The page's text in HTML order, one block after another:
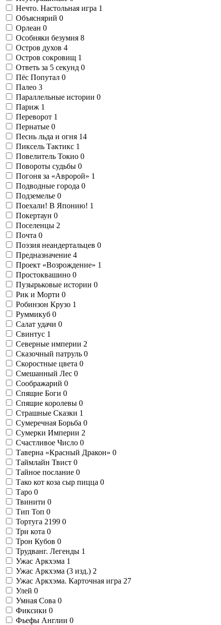
Нечто. Настольная игра 1
Объяснярий 0
Орлеан 0
Особняки безумия 8
Остров духов 4
Остров сокровищ 1
Ответь за 5 секунд 0
Пёс Попутал 0
Палео 3
Параллельные истории 0
Париж 1
Переворот 1
Пернатые 0
Песнь льда и огня 14
Пиксель Тактикс 1
Повелитель Токио 0
Повороты судьбы 0
Погоня за «Авророй» 1
Подводные города 0
Подземелье 0
Поехали! В Японию! 1
Покертаун 0
Поселенцы 2
Почта 0
Поэзия неандертальцев 0
Предназначение 4
Проект «Возрождение» 1
Простоквашино 0
Пузырьковые истории 0
Рик и Морти 0
Робинзон Крузо 1
Руммикуб 0
Салат удачи 0
Свинтус 1
Северные империи 2
Сказочный патруль 0
Скоростные цвета 0
Смешанный Лес 0
Соображарий 0
Спящие Боги 0
Спящие королевы 0
Страшные Сказки 1
Сумеречная Борьба 0
Сумерки Империи 2
Счастливое Число 0
Таверна «Красный Дракон» 0
Таймлайн Твист 0
Тайное послание 0
Тако кот коза сыр пицца 0
Таро 0
Твинити 0
Тип Топ 0
Тортуга 2199 0
Три кота 0
Трон Кубов 0
Трудванг. Легенды 1
Ужас Аркхэма 1
Ужас Аркхэма (3 изд.) 2
Ужас Аркхэма. Карточная игра 27
Улей 0
Умная Сова 0
Фиксики 0
Фьефы Англии 0